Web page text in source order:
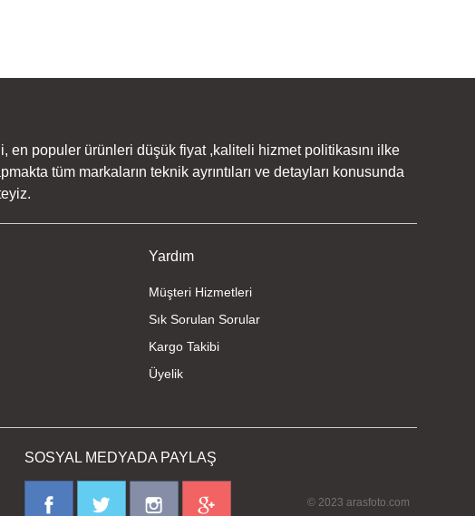
en populer ürünleri düşük fiyat ,kaliteli hizmet politikasını ilke
tüm markaların teknik ayrıntıları ve detayları konusunda
Yardım
Müşteri Hizmetleri
Sık Sorulan Sorular
Kargo Takibi
Üyelik
SOSYAL MEDYADA PAYLAŞ
© 2023 arasfoto.com